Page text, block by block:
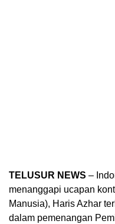
TELUSUR NEWS –
menanggapi ucapan
Manusia), Haris Azhar
dalam pemenangan